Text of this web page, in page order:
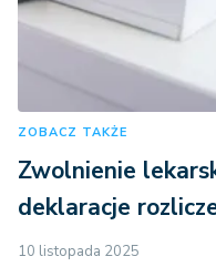
ZOBACZ TAKŻE
Zwolnienie
deklaracje
10 listopada 2025